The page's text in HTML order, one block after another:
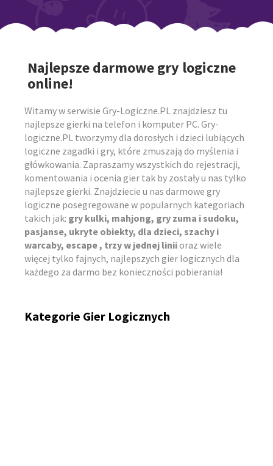
Najlepsze darmowe gry logiczne
online!
Witamy w serwisie Gry-Logiczne.PL znajdziesz tu
najlepsze gierki na telefon i komputer PC. Gry-
logiczne.PL tworzymy dla dorosłych i dzieci lubiących
logiczne zagadki i gry, które zmuszają do myślenia i
główkowania. Zapraszamy wszystkich do rejestracji,
komentowania i ocenia gier tak by zostały u nas tylko
najlepsze gierki. Znajdziecie u nas darmowe gry
logiczne posegregowane w popularnych kategoriach
takich jak: gry kulki, mahjong, gry zuma i sudoku,
pasjanse, ukryte obiekty, dla dzieci, szachy i
warcaby, escape , trzy w jednej liniioraz wiele
więcej tylko fajnych, najlepszych gier logicznych dla
każdego za darmo bez konieczności pobierania!
Kategorie Gier Logicznych